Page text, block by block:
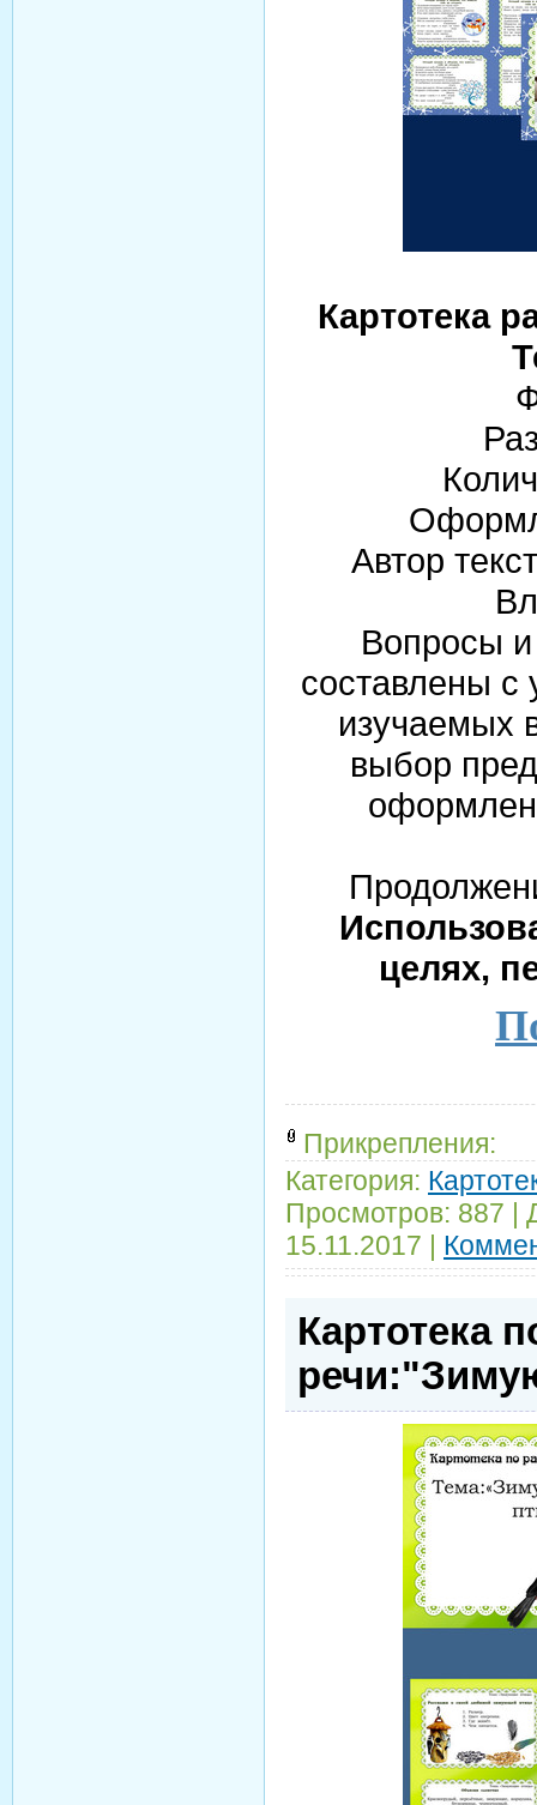
Картотека
Автор
Вопросы и
составлены с
изучаемых
выбор
целях,
Прикрепления:
Категория:
Просмотров: 887
15.11.2017
Картотека